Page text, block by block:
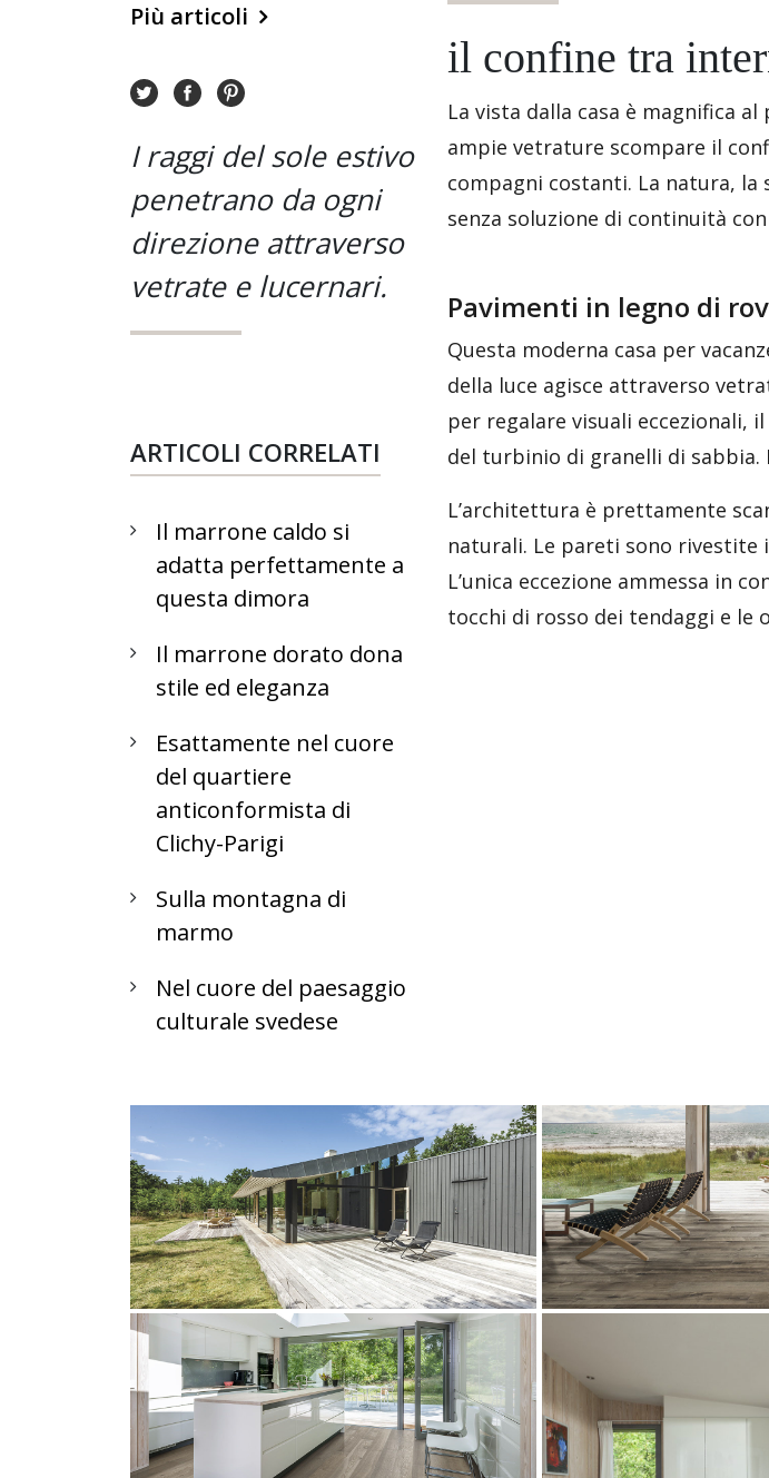
Più articoli
I raggi del sole estivo
penetrano da ogni
direzione attraverso
vetrate e lucernari.
ARTICOLI CORRELATI
Il marrone caldo si
adatta perfettamente a
questa dimora
Il marrone dorato dona
stile ed eleganza
Esattamente nel cuore
del quartiere
anticonformista di
Clichy-Parigi
Sulla montagna di
marmo
Nel cuore del paesaggio
culturale svedese
il confine tra
La vista dalla casa è magnifica
ampie vetrature scompare il
compagni costanti. La natura, la
senza soluzione di continuità
Pavimenti in legno di
Questa moderna casa per
della luce agisce attraverso
per regalare visuali eccezionali,
del turbinio di granelli di
L’architettura è prettamente
naturali. Le pareti sono rivestite
L’unica eccezione ammessa in
tocchi di rosso dei tendaggi e le